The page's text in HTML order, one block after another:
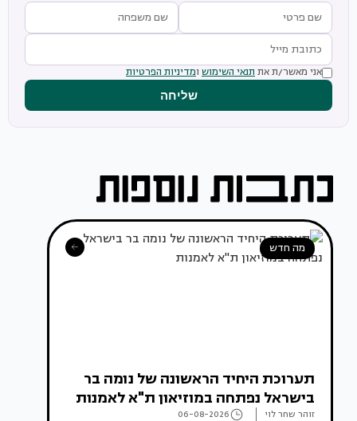
אני מאשר/ת את תנאי השימוש ומדיניות הפרטיות
שליחה
מה חדש
תערוכת היחיד הראשונה של נומה בר
בישראל נפתחה במוזיאון ת"א לאמנות
זוהר שחר לוי 06-08-2026